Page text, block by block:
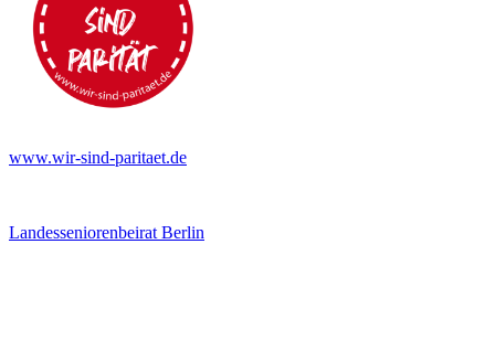
www.wir-sind-paritaet.de
Landesseniorenbeirat Berlin